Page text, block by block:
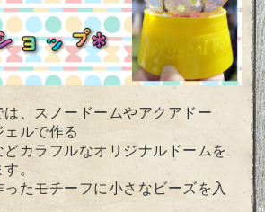
、スノードームやアクアドー
ルで作る
カラフルなオリジナルドームを
。
ったモチーフに小さなビーズを入